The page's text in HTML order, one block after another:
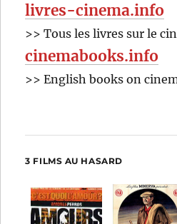
livres-cinema.info
>> Tous les livres sur le
cinemabooks.info
>> English books on
3 FILMS AU HASARD